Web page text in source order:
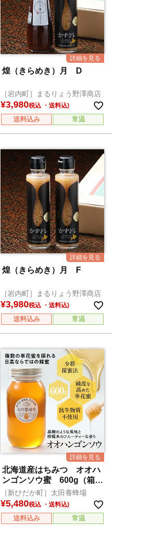
煌（きらめき）月 D
［岩内町］まるりょう野澤商店
¥3,980税込
送料込み 常温
煌（きらめき）月 F
［岩内町］まるりょう野澤商店
¥3,980税込
送料込み 常温
北海道産はちみつ オオハ
ンゴンソウ蜜 600g（箱
入）
［新ひだか町］太田養蜂場
¥5,480税込
送料込み 常温